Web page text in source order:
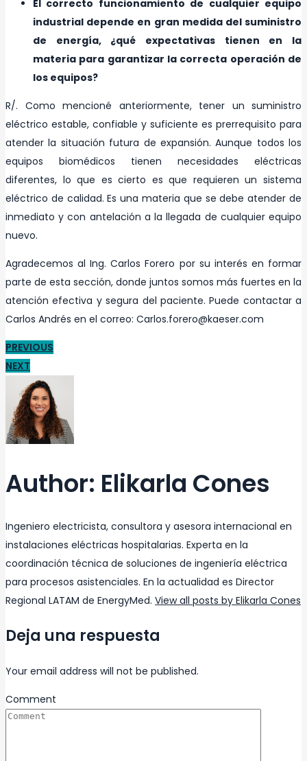
El correcto funcionamiento de cualquier equipo
industrial depende en gran medida del suministro
de energía, ¿qué expectativas tienen en la
materia para garantizar la correcta operación de
los equipos?
R/. Como mencioné anteriormente, tener un suministro
eléctrico estable, confiable y suficiente es prerrequisito para
atender la situación futura de expansión. Aunque todos los
equipos biomédicos tienen necesidades eléctricas
diferentes, lo que es cierto es que requieren un sistema
eléctrico de calidad. Es una materia que se debe atender de
inmediato y con antelación a la llegada de cualquier equipo
nuevo.
Agradecemos al Ing. Carlos Forero por su interés en formar
parte de esta sección, donde juntos somos más fuertes en la
atención efectiva y segura del paciente. Puede contactar a
Carlos Andrés en el correo: Carlos.forero@kaeser.com
PREVIOUS
NEXT
Author: Elikarla Cones
Ingeniero electricista, consultora y asesora internacional en
instalaciones eléctricas hospitalarias. Experta en la
coordinación técnica de soluciones de ingeniería eléctrica
para procesos asistenciales. En la actualidad es Director
Regional LATAM de EnergyMed. View all posts by Elikarla Cones
Deja una respuesta
Your email address will not be published.
Comment